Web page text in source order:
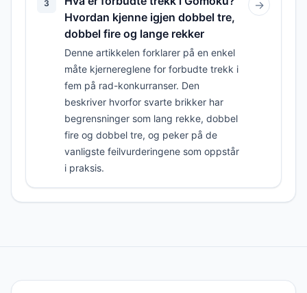
3
Hvordan kjenne igjen dobbel tre,
dobbel fire og lange rekker
Denne artikkelen forklarer på en enkel
måte kjerne­reglene for forbudte trekk i
fem på rad-konkurranser. Den
beskriver hvorfor svarte brikker har
begrensninger som lang rekke, dobbel
fire og dobbel tre, og peker på de
vanligste feilvurderingene som oppstår
i praksis.
→